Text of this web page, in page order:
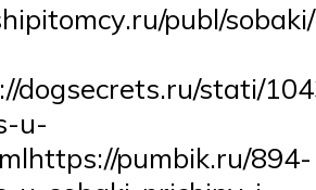
publ/
dogsecrets.ru/stati/
u-
pumbik.ru/894-